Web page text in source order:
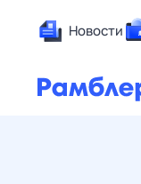
Новости